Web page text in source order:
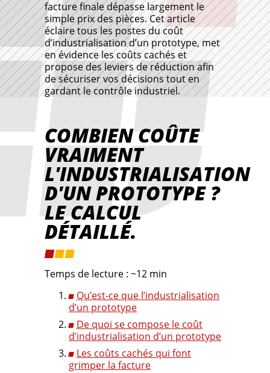
facture finale dépasse largement le
simple prix des pièces. Cet article
éclaire tous les postes du coût
d’industrialisation d’un prototype, met
en évidence les coûts cachés et
propose des leviers de réduction afin
de sécuriser vos décisions tout en
gardant le contrôle industriel.
COMBIEN COÛTE
VRAIMENT
L'INDUSTRIALISATION
D'UN PROTOTYPE ?
LE CALCUL
DÉTAILLÉ.
Temps de lecture : ~12 min
Qu’est-ce que l’industrialisation
d’un prototype
De quoi se compose le coût
d’industrialisation d’un prototype
Les coûts cachés qui font
grimper la facture